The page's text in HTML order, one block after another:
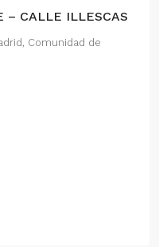
– CALLE ILLESCAS
Comunidad de